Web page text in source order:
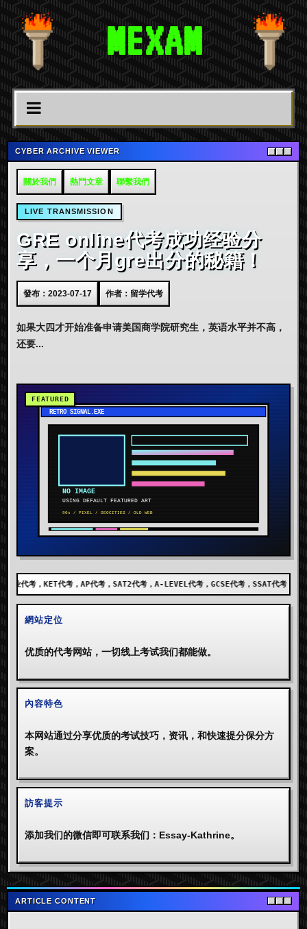
MEXAM
CYBER ARCHIVE VIEWER
關於我們 熱門文章 聯繫我們
LIVE TRANSMISSION
GRE online代考成功经验分
享，一个月gre出分的秘籍！
發布：2023-07-17 作者：留学代考
如果大四才开始准备申请美国商学院研究生，英语水平并不高，
还要...
AP代考，SAT2代考，A-LEVEL代考，GCSE代考，SSAT代考，出国留学代考，
網站定位
优质的代考网站，一切线上考试我们都能做。
內容特色
本网站通过分享优质的考试技巧，资讯，和快速提分保分方
案。
訪客提示
添加我们的微信即可联系我们：Essay-Kathrine。
ARTICLE CONTENT